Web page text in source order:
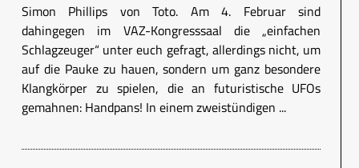
Simon Phillips von Toto. Am 4. Februar sind
dahingegen im VAZ-Kongresssaal die „einfachen
Schlagzeuger“ unter euch gefragt, allerdings nicht, um
auf die Pauke zu hauen, sondern um ganz besondere
Klangkörper zu spielen, die an futuristische UFOs
gemahnen: Handpans! In einem zweistündigen ...